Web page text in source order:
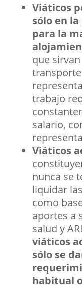
Viáticos
sólo en
para la
que
trabajo
salario,
Viáticos
nunca se
liquidar
como
aportes a
salud y
viáticos
sólo se
habitual